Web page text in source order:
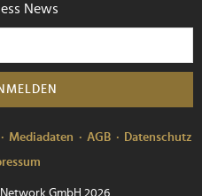
News
Mediadaten AGB
Datenschutz